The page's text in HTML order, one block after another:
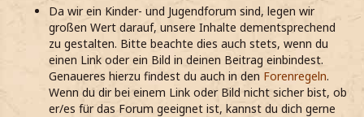
Da wir ein Kinder- und Jugendforum sind, legen wir
großen Wert darauf, unsere Inhalte dementsprechend
zu gestalten. Bitte beachte dies auch stets, wenn du
einen Link oder ein Bild in deinen Beitrag einbindest.
Genaueres hierzu findest du auch in den Forenregeln.
Wenn du dir bei einem Link oder Bild nicht sicher bist, ob
er/es für das Forum geeignet ist, kannst du dich gerne